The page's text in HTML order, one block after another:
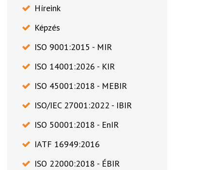
Híreink
Képzés
ISO 9001:2015 - MIR
ISO 14001:2026 - KIR
ISO 45001:2018 - MEBIR
ISO/IEC 27001:2022 - IBIR
ISO 50001:2018 - EnIR
IATF 16949:2016
ISO 22000:2018 - ÉBIR